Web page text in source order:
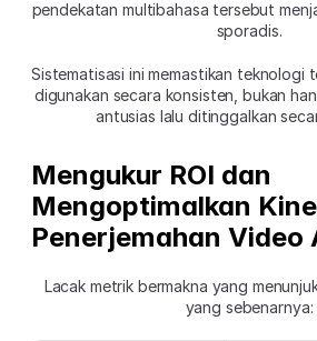
pendekatan multibahasa tersebut
sporadis.
Sistematisasi ini memastikan teknologi
digunakan secara konsisten, bukan
antusias lalu ditinggalkan
Mengukur ROI dan
Mengoptimalkan
Penerjemahan Video
Lacak metrik bermakna yang
yang sebenarnya: